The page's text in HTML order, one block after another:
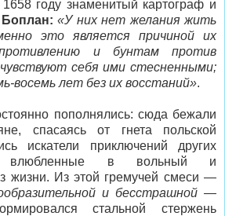
году знаменитый картограф и
«У них нет желания жить
это является причиной их
и бунтам против
чувствуют себя ими стесненными;
восемь лет без их восстаний».
пополнялись: сюда бежали
спасаясь от гнета польской
искатели приключений других
влюбленные в вольный и
жизни. Из этой гремучей смеси —
и бесстрашной —
стальной стержень